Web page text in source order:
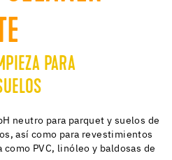
PARA
neutro para parquet y suelos de
así como para revestimientos
PVC, linóleo y baldosas de